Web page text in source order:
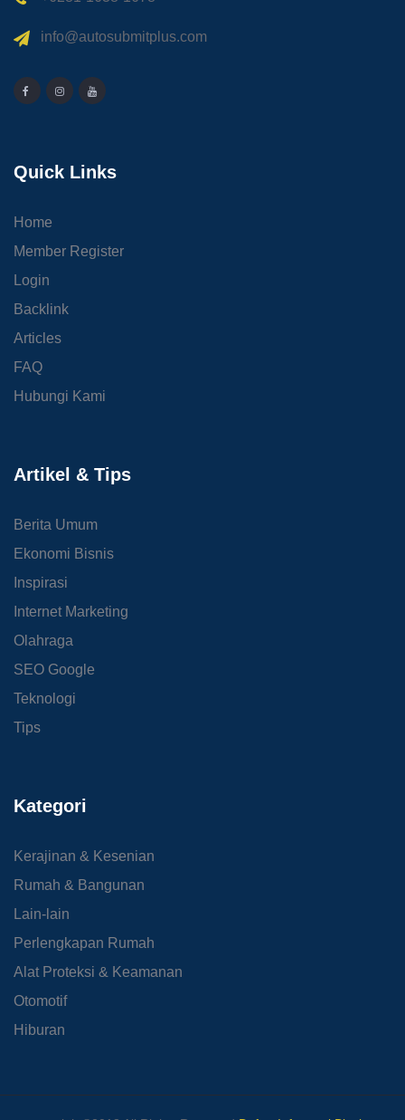
info@autosubmitplus.com
Quick Links
Home
Member Register
Login
Backlink
Articles
FAQ
Hubungi Kami
Artikel & Tips
Berita Umum
Ekonomi Bisnis
Inspirasi
Internet Marketing
Olahraga
SEO Google
Teknologi
Tips
Kategori
Kerajinan & Kesenian
Rumah & Bangunan
Lain-lain
Perlengkapan Rumah
Alat Proteksi & Keamanan
Otomotif
Hiburan